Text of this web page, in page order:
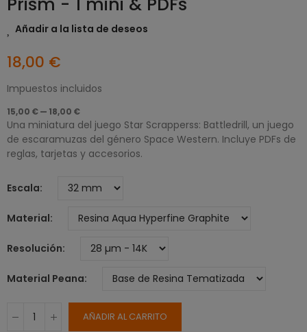
Añadir a la lista de deseos
18,00 €
Impuestos incluidos
15,00 € — 18,00 €
Una miniatura del juego Star Scrapperss: Battledrill, un juego
de escaramuzas del género Space Western. Incluye PDFs de
reglas, tarjetas y accesorios.
Escala
Material
Resolución
Material Peana
AÑADIR AL CARRITO